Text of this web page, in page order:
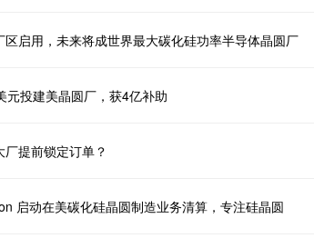
区启用，未来将成世界最大碳化硅功率半导体晶圆厂
元投建美晶圆厂，获4亿补助
提前锁定订单？
启动在美碳化硅晶圆制造业务清算，专注硅晶圆